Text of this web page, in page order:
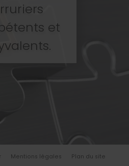
et
Mentions légales Plan du site